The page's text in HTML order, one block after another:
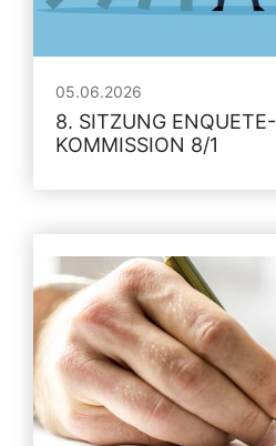
05.06.2026
8. SITZUNG ENQUETE-
KOMMISSION 8/1